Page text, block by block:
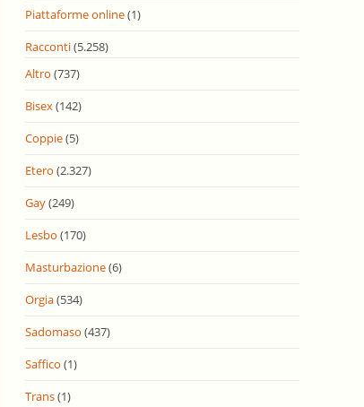
Piattaforme online(1)
Racconti(5.258)
Altro (737)
Bisex(142)
Coppie(5)
Etero (2.327)
Gay(249)
Lesbo (170)
Masturbazione(6)
Orgia(534)
Sadomaso (437)
Saffico (1)
Trans(1)